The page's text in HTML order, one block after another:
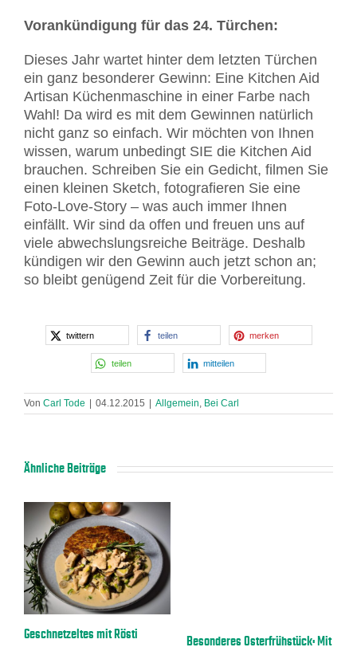
Vorankündigung für das 24. Türchen:
Dieses Jahr wartet hinter dem letzten Türchen
ein ganz besonderer Gewinn: Eine Kitchen Aid
Artisan Küchenmaschine in einer Farbe nach
Wahl! Da wird es mit dem Gewinnen natürlich
nicht ganz so einfach. Wir möchten von Ihnen
wissen, warum unbedingt SIE die Kitchen Aid
brauchen. Schreiben Sie ein Gedicht, filmen Sie
einen kleinen Sketch, fotografieren Sie eine
Foto-Love-Story – was auch immer Ihnen
einfällt. Wir sind da offen und freuen uns auf
viele abwechslungsreiche Beiträge. Deshalb
kündigen wir den Gewinn auch jetzt schon an;
so bleibt genügend Zeit für die Vorbereitung.
twittern teilen merken
teilen mitteilen
Von Carl Tode | 04.12.2015 | Allgemein Bei Carl
Ähnliche Beiträge
Geschnetzeltes mit Rösti
Besonderes Osterfrühstück: Mit